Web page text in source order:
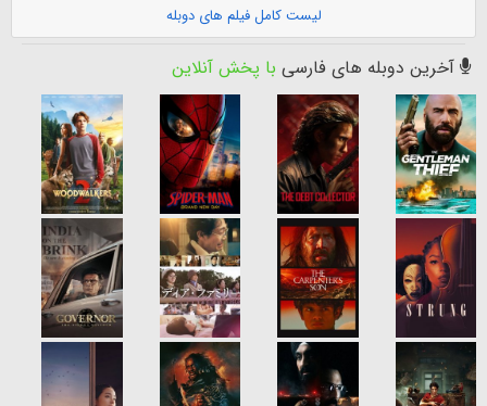
لیست کامل فیلم های دوبله
آخرین دوبله های فارسی با پخش آنلاین